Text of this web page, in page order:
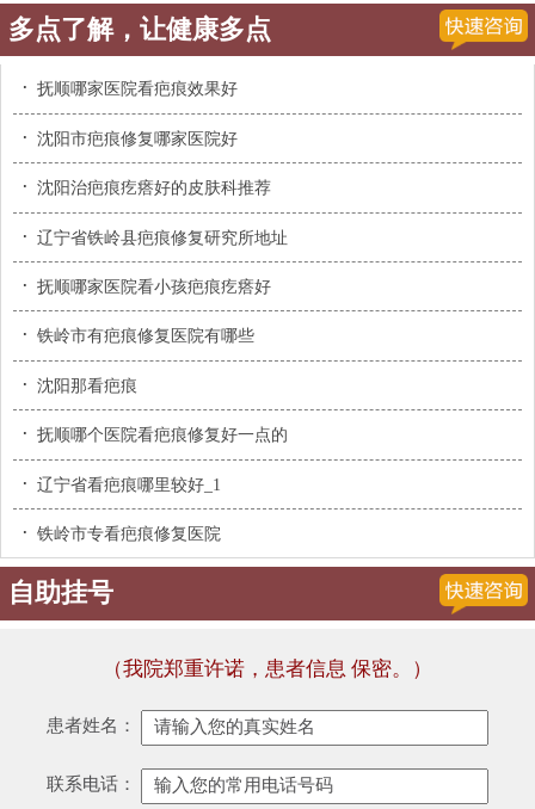
多点了解，让健康多点
· 抚顺哪家医院看疤痕效果好
· 沈阳市疤痕修复哪家医院好
· 沈阳治疤痕疙瘩好的皮肤科推荐
· 辽宁省铁岭县疤痕修复研究所地址
· 抚顺哪家医院看小孩疤痕疙瘩好
· 铁岭市有疤痕修复医院有哪些
· 沈阳那看疤痕
· 抚顺哪个医院看疤痕修复好一点的
· 辽宁省看疤痕哪里较好_1
· 铁岭市专看疤痕修复医院
自助挂号
（我院郑重许诺，患者信息 保密。）
患者姓名：
联系电话：